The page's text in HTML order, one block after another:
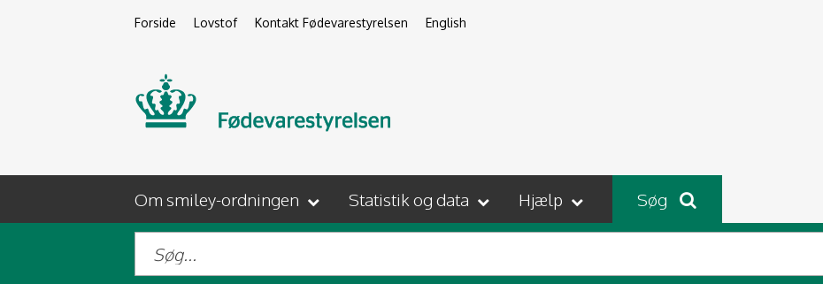
Forside Lovstof Kontakt Fødevarestyrelsen English
Om smiley-ordningen Statistik og data Hjælp Søg